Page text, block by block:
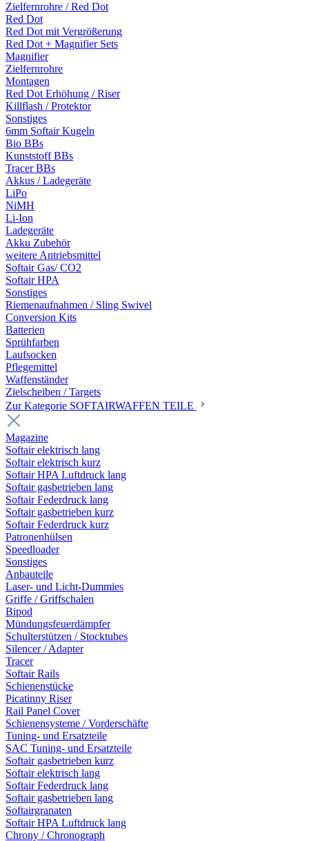
Zielfernrohre / Red Dot
Red Dot
Red Dot mit Vergrößerung
Red Dot + Magnifier Sets
Magnifier
Zielfernrohre
Montagen
Red Dot Erhöhung / Riser
Killflash / Protektor
Sonstiges
6mm Softair Kugeln
Bio BBs
Kunststoff BBs
Tracer BBs
Akkus / Ladegeräte
LiPo
NiMH
Li-Ion
Ladegeräte
Akku Zubehör
weitere Antriebsmittel
Softair Gas/ CO2
Softair HPA
Sonstiges
Riemenaufnahmen / Sling Swivel
Conversion Kits
Batterien
Sprühfarben
Laufsocken
Pflegemittel
Waffenständer
Zielscheiben / Targets
Zur Kategorie SOFTAIRWAFFEN TEILE
Magazine
Softair elektrisch lang
Softair elektrisch kurz
Softair HPA Luftdruck lang
Softair gasbetrieben lang
Softair Federdruck lang
Softair gasbetrieben kurz
Softair Federdruck kurz
Patronenhülsen
Speedloader
Sonstiges
Anbauteile
Laser- und Licht-Dummies
Griffe / Griffschalen
Bipod
Mündungsfeuerdämpfer
Schulterstützen / Stocktubes
Silencer / Adapter
Tracer
Softair Rails
Schienenstücke
Picatinny Riser
Rail Panel Cover
Schienensysteme / Vorderschäfte
Tuning- und Ersatzteile
SAC Tuning- und Ersatzteile
Softair gasbetrieben kurz
Softair elektrisch lang
Softair Federdruck lang
Softair gasbetrieben lang
Softairgranaten
Softair HPA Luftdruck lang
Chrony / Chronograph